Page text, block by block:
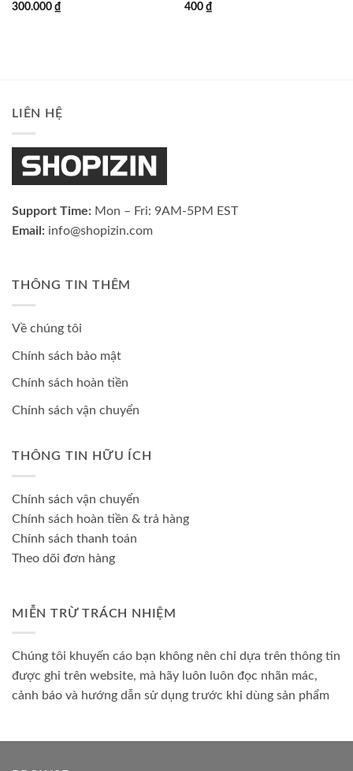
300.000 ₫
400 ₫
LIÊN HỆ
Support Time: Mon – Fri: 9AM-5PM EST
Email: info@shopizin.com
THÔNG TIN THÊM
Về chúng tôi
Chính sách bảo mật
Chính sách hoàn tiền
Chính sách vận chuyển
THÔNG TIN HỮU ÍCH
Chính sách vận chuyển
Chính sách hoàn tiền & trả hàng
Chính sách thanh toán
Theo dõi đơn hàng
MIỄN TRỪ TRÁCH NHIỆM
Chúng tôi khuyến cáo bạn không nên chỉ dựa trên thông tin
được ghi trên website, mà hãy luôn luôn đọc nhãn mác,
cảnh báo và hướng dẫn sử dụng trước khi dùng sản phẩm